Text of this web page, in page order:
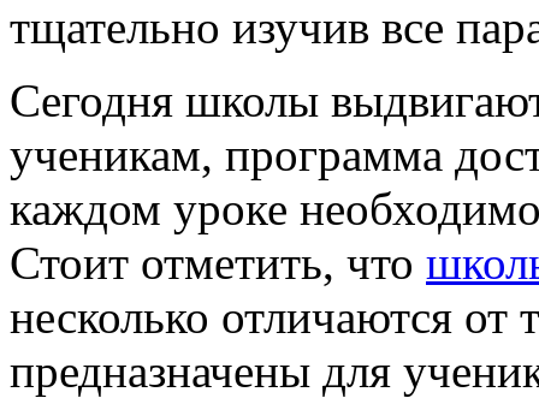
тщательно изучив все
Сегодня школы
ученикам, программа
каждом уроке
Стоит отметить, что
несколько отличаются от
предназначены для